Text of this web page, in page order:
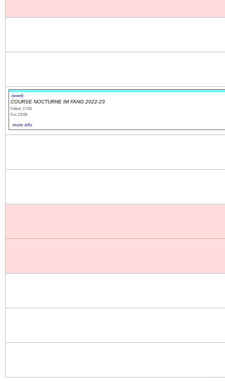
(event)
COURSE NOCTURNE IM FANG 2022-23
Début: 17:00
Fin: 23:59
more info